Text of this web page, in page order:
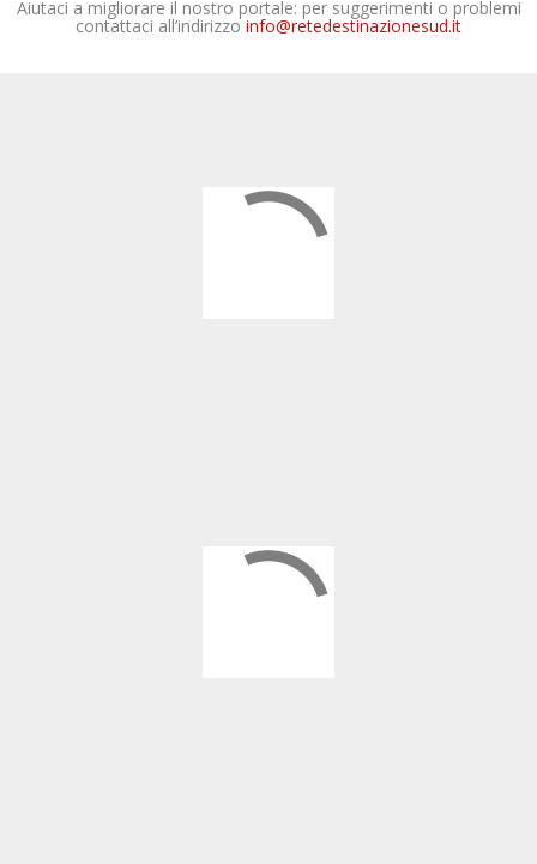
Aiutaci a migliorare il nostro portale: per suggerimenti o problemi
contattaci all’indirizzo info@retedestinazionesud.it